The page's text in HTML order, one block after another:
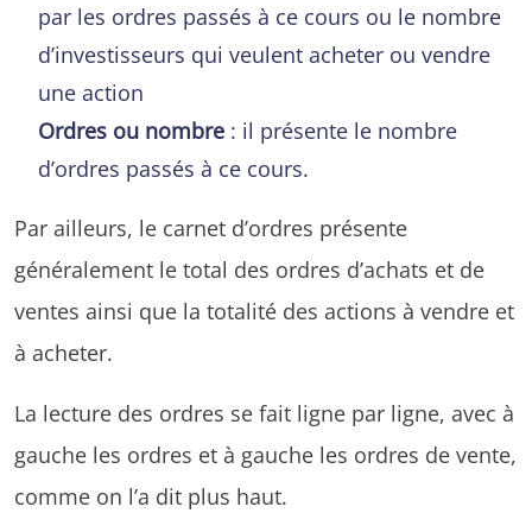
par les ordres passés à ce cours ou le nombre
d’investisseurs qui veulent acheter ou vendre
une action
Ordres ou nombre : il présente le nombre
d’ordres passés à ce cours.
Par ailleurs, le carnet d’ordres présente
généralement le total des ordres d’achats et de
ventes ainsi que la totalité des actions à vendre et
à acheter.
La lecture des ordres se fait ligne par ligne, avec à
gauche les ordres et à gauche les ordres de vente,
comme on l’a dit plus haut.